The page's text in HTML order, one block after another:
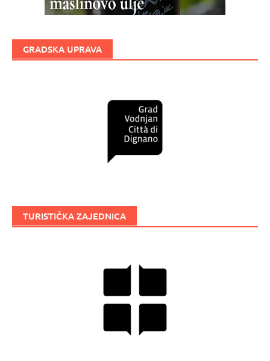
GRADSKA UPRAVA
TURISTIČKA ZAJEDNICA